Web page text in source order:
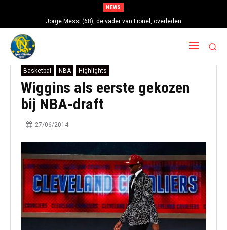
NEWS
Jorge Messi (68), de vader van Lionel, overleden
Basketbal NBA Highlights
Wiggins als eerste gekozen
bij NBA-draft
27/06/2014